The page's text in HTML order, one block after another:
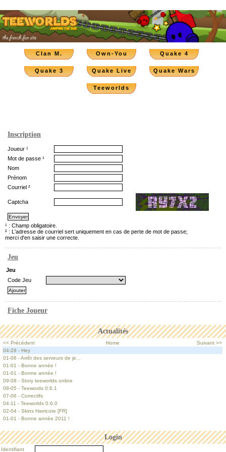
Clan M. Own-You Quake 4
Quake 3 Quake Live Quake Wars
Teeworlds
Actualités
<< Précédent Home
Suivant >>
04-28 - Hey
01-06 - Arrêt des serveurs de je...
01-01 - Bonne année !
01-01 - Bonne année !
09-08 - Story teeworlds online
08-05 - Teewords 0.6.1
07-06 - Correctifs
04-11 - Teeworlds 0.6.0
02-04 - Skins Harricote [FR]
01-01 - Bonne année 2011 !
Login
Identifiant
Inscription
Joueur ¹
Mot de passe ¹
Nom
Prénom
Courriel ²
Captcha
¹ : Champ obligatoire.
² : L'adresse de courriel sert uniquement en cas de perte de mot de passe;
merci d'en saisir une correcte.
Jeu
Jeu
Code Jeu
Fiche Joueur